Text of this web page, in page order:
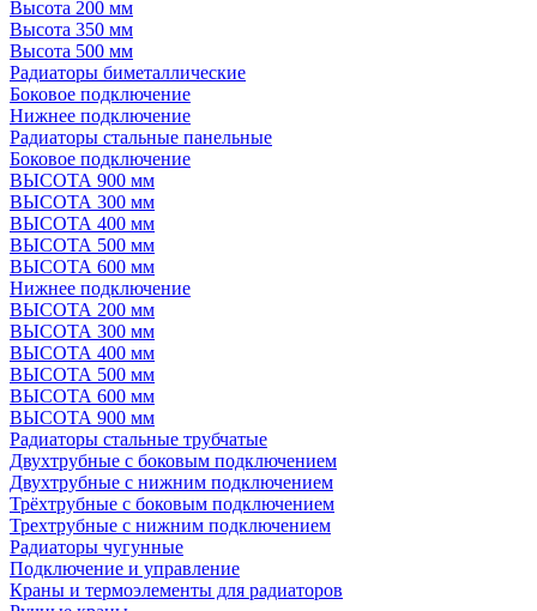
Высота 200 мм
Высота 350 мм
Высота 500 мм
Радиаторы биметаллические
Боковое подключение
Нижнее подключение
Радиаторы стальные панельные
Боковое подключение
ВЫСОТА 900 мм
ВЫСОТА 300 мм
ВЫСОТА 400 мм
ВЫСОТА 500 мм
ВЫСОТА 600 мм
Нижнее подключение
ВЫСОТА 200 мм
ВЫСОТА 300 мм
ВЫСОТА 400 мм
ВЫСОТА 500 мм
ВЫСОТА 600 мм
ВЫСОТА 900 мм
Радиаторы стальные трубчатые
Двухтрубные с боковым подключением
Двухтрубные с нижним подключением
Трёхтрубные с боковым подключением
Трехтрубные с нижним подключением
Радиаторы чугунные
Подключение и управление
Краны и термоэлементы для радиаторов